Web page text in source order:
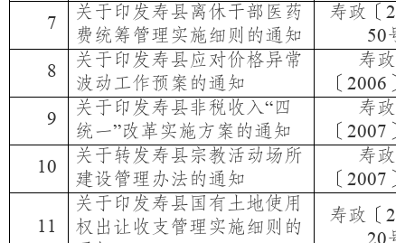
7
关于印发寿县离休干部医药
费统筹管理实施细则的通知
寿政〔
50号
8
关于印发寿县应对价格异常
波动工作预案的通知
寿政
〔 2006 〕
9
关于印发寿县非税收入“四
统一”改革实施方案的通知
寿政
〔 2007 〕
10
关于转发寿县宗教活动场所
建设管理办法的通知
寿政
〔 2007 〕
11
关于印发寿县国有土地使用
权出让收支管理实施细则的
寿政〔
号